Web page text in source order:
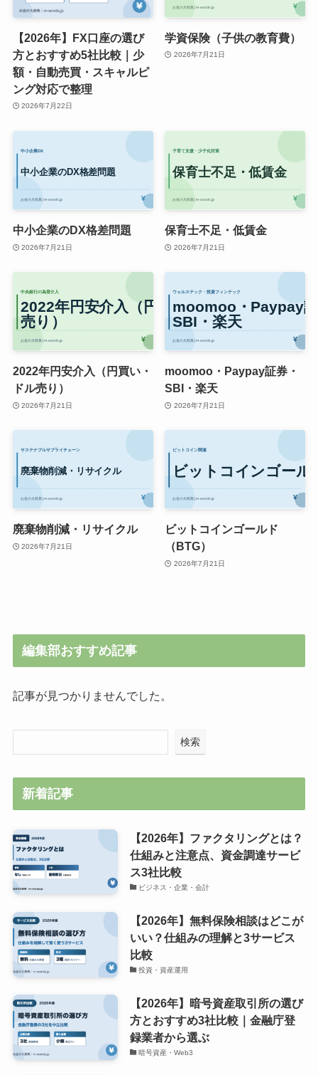
【2026年】FX口座の選び
方とおすすめ5社比較｜少
額・自動売買・スキャルピ
ング対応で整理
2026年7月22日
学資保険（子供の教育費）
2026年7月21日
中小企業のDX格差問題
2026年7月21日
保育士不足・低賃金
2026年7月21日
2022年円安介入（円買い・
ドル売り）
2026年7月21日
moomoo・Paypay証券・
SBI・楽天
2026年7月21日
廃棄物削減・リサイクル
2026年7月21日
ビットコインゴールド
（BTG）
2026年7月21日
編集部おすすめ記事
記事が見つかりませんでした。
検索
新着記事
【2026年】ファクタリングとは？
仕組みと注意点、資金調達サービ
ス3社比較
ビジネス・企業・会計
【2026年】無料保険相談はどこが
いい？仕組みの理解と3サービス
比較
投資・資産運用
【2026年】暗号資産取引所の選び
方とおすすめ3社比較｜金融庁登
録業者から選ぶ
暗号資産・Web3